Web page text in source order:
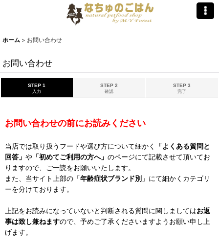
ホーム > お問い合わせ
お問い合わせ
STEP 1
入力
STEP 2
確認
STEP 3
完了
お問い合わせの前にお読みください
当店では取り扱うフードや選び方について細かく
「よくある質問と
回答」 や 「初めてご利用の方へ」 のページにて記載させて頂いてお
りますので、ご一読をお願いいたします。
また、当サイト上部の「年齢症状ブランド別 」にて細かくカテゴリ
ーを分けております。
上記をお読みになっていないと判断される質問に関しましてはお返
事は致し兼ねますので、予めご了承くださいますようお願い申し上
げます。